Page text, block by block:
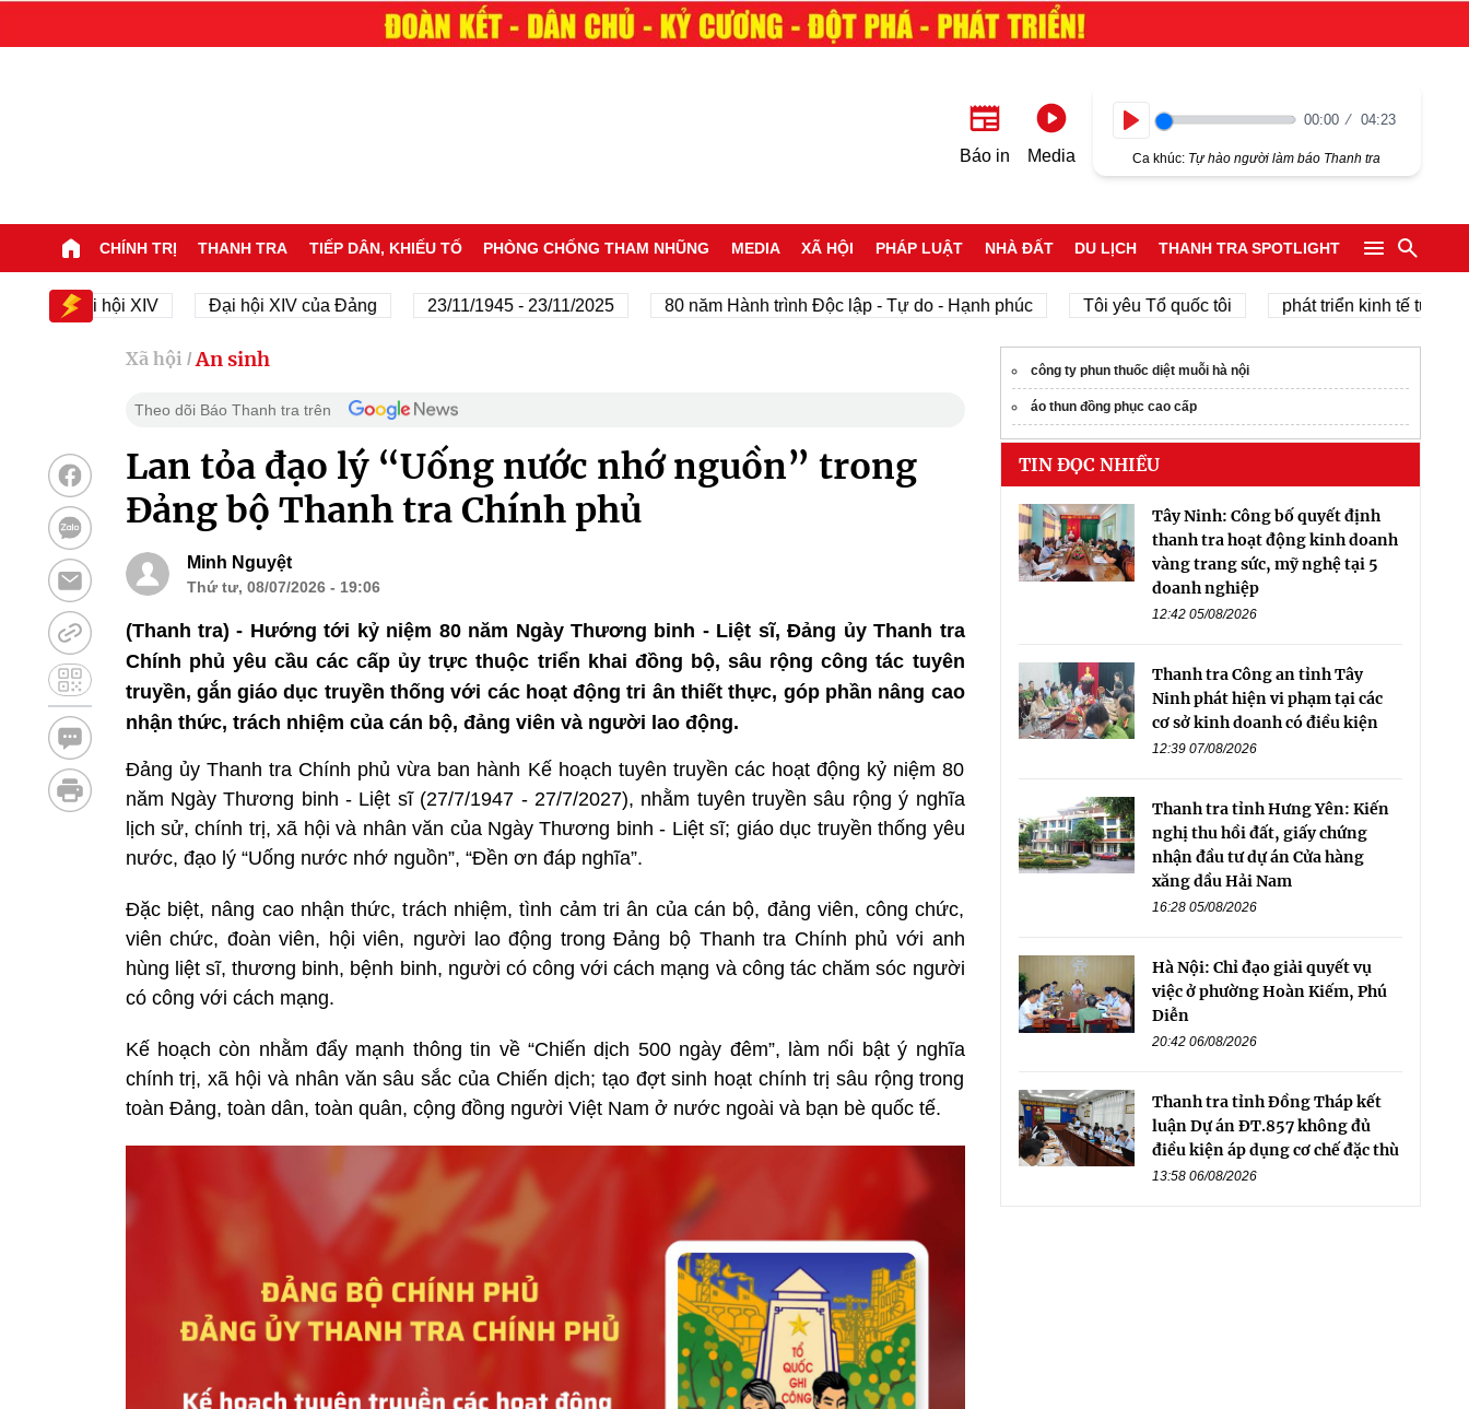
Báo in Media
00:00 04:23
Ca khúc: Tự hào người làm báo Thanh tra
CHÍNH TRỊ THANH TRA TIẾP DÂN, KHIẾU TỐ PHÒNG CHỐNG THAM NHŨNG MEDIA XÃ HỘI PHÁP LUẬT NHÀ ĐẤT DU LỊCH THANH TRA SPOTLIGHT
Đại hội XIV Đại hội XIV của Đảng 23/11/1945 - 23/11/2025 80 năm Hành trình Độc lập - Tự do - Hạnh phúc Tôi yêu Tổ quốc tôi phát triển kinh tế tư nhân
Xã hội / An sinh
Theo dõi Báo Thanh tra trên
Lan tỏa đạo lý “Uống nước nhớ nguồn” trong
Đảng bộ Thanh tra Chính phủ
Minh Nguyệt
Thứ tư, 08/07/2026 - 19:06
(Thanh tra) - Hướng tới kỷ niệm 80 năm Ngày Thương binh - Liệt sĩ, Đảng ủy Thanh tra
Chính phủ yêu cầu các cấp ủy trực thuộc triển khai đồng bộ, sâu rộng công tác tuyên
truyền, gắn giáo dục truyền thống với các hoạt động tri ân thiết thực, góp phần nâng cao
nhận thức, trách nhiệm của cán bộ, đảng viên và người lao động.
Đảng ủy Thanh tra Chính phủ vừa ban hành Kế hoạch tuyên truyền các hoạt động kỷ niệm 80
năm Ngày Thương binh - Liệt sĩ (27/7/1947 - 27/7/2027), nhằm tuyên truyền sâu rộng ý nghĩa
lịch sử, chính trị, xã hội và nhân văn của Ngày Thương binh - Liệt sĩ; giáo dục truyền thống yêu
nước, đạo lý “Uống nước nhớ nguồn”, “Đền ơn đáp nghĩa”.
Đặc biệt, nâng cao nhận thức, trách nhiệm, tình cảm tri ân của cán bộ, đảng viên, công chức,
viên chức, đoàn viên, hội viên, người lao động trong Đảng bộ Thanh tra Chính phủ với anh
hùng liệt sĩ, thương binh, bệnh binh, người có công với cách mạng và công tác chăm sóc người
có công với cách mạng.
Kế hoạch còn nhằm đẩy mạnh thông tin về “Chiến dịch 500 ngày đêm”, làm nổi bật ý nghĩa
chính trị, xã hội và nhân văn sâu sắc của Chiến dịch; tạo đợt sinh hoạt chính trị sâu rộng trong
toàn Đảng, toàn dân, toàn quân, cộng đồng người Việt Nam ở nước ngoài và bạn bè quốc tế.
công ty phun thuốc diệt muỗi hà nội
áo thun đồng phục cao cấp
TIN ĐỌC NHIỀU
Tây Ninh: Công bố quyết định
thanh tra hoạt động kinh doanh
vàng trang sức, mỹ nghệ tại 5
doanh nghiệp
12:42 05/08/2026
Thanh tra Công an tỉnh Tây
Ninh phát hiện vi phạm tại các
cơ sở kinh doanh có điều kiện
12:39 07/08/2026
Thanh tra tỉnh Hưng Yên: Kiến
nghị thu hồi đất, giấy chứng
nhận đầu tư dự án Cửa hàng
xăng dầu Hải Nam
16:28 05/08/2026
Hà Nội: Chỉ đạo giải quyết vụ
việc ở phường Hoàn Kiếm, Phú
Diễn
20:42 06/08/2026
Thanh tra tỉnh Đồng Tháp kết
luận Dự án ĐT.857 không đủ
điều kiện áp dụng cơ chế đặc thù
13:58 06/08/2026